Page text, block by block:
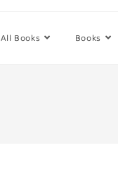
All Books Books